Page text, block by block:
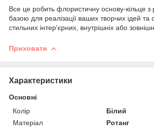
Все це робить флористичну основу-кільце з
базою для реалізації ваших творчих ідей та
стильних інтер'єрних, внутрішніх або
Приховати
Характеристики
Основні
Колір
Білий
Матеріал
Ротанг